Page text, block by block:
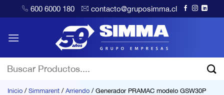
al
600 6000 180 contacto@gruposimma.cl
por:
Inicio / Simmarent / Arriendo / Generador PRAMAC modelo GSW30P